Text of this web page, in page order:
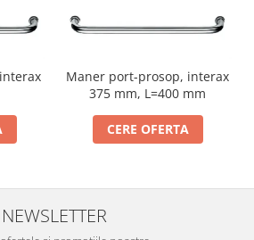
Maner port-prosop, interax
375 mm, L=400 mm
CERE OFERTA
NEWSLETTER